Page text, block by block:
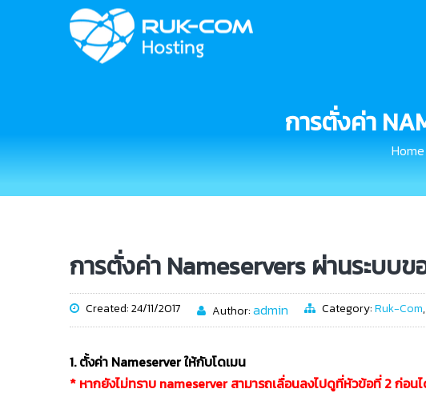
การตั่งค่า
Home
การตั่งค่า Nameservers ผ่านระบบ
Created: 24/11/2017 Author:admin Category:Ruk-Com,
1. ตั้งค่า Nameserver ให้กับโดเมน
* หากยังไม่ทราบ nameserver สามารถเลื่อนลงไปดูที่หัวข้อที่ 2 ก่อนไ